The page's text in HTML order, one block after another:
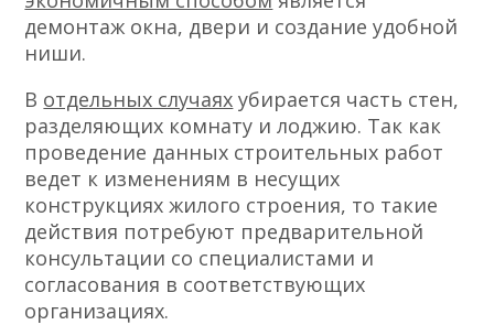
демонтаж окна, двери и создание удобной
ниши.
В отдельных случаях убирается часть стен,
разделяющих комнату и лоджию. Так как
проведение данных строительных работ
ведет к изменениям в несущих
конструкциях жилого строения, то такие
действия потребуют предварительной
консультации со специалистами и
согласования в соответствующих
организациях.